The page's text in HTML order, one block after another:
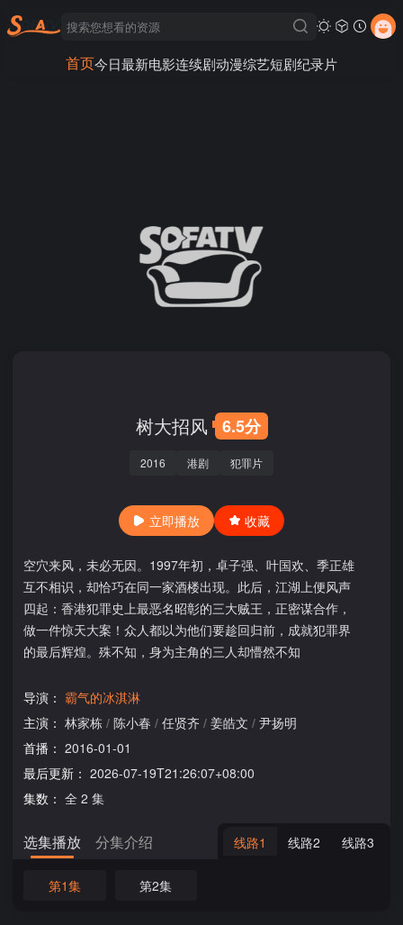
首页今日最新电影连续剧动漫综艺短剧纪录片
树大招风 6.5分
2016 港剧 犯罪片
立即播放 收藏
空穴来风，未必无因。1997年初，卓子强、叶国欢、季正雄
互不相识，却恰巧在同一家酒楼出现。此后，江湖上便风声
四起：香港犯罪史上最恶名昭彰的三大贼王，正密谋合作，
做一件惊天大案！众人都以为他们要趁回归前，成就犯罪界
的最后辉煌。殊不知，身为主角的三人却懵然不知
导演： 霸气的冰淇淋
主演： 林家栋 / 陈小春 / 任贤齐 / 姜皓文 / 尹扬明
首播： 2016-01-01
最后更新： 2026-07-19T21:26:07+08:00
集数： 全 2 集
选集播放 分集介绍 线路1 线路2 线路3
第1集 第2集